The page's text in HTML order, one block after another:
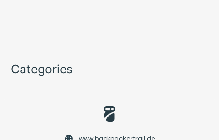
Categories
www.backpackertrail.de